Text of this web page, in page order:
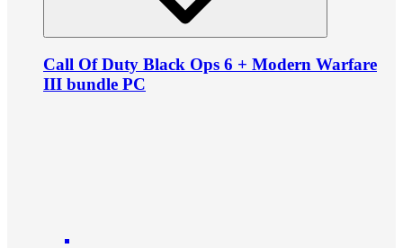
Call Of Duty Black Ops 6 + Modern Warfare
III bundle PC